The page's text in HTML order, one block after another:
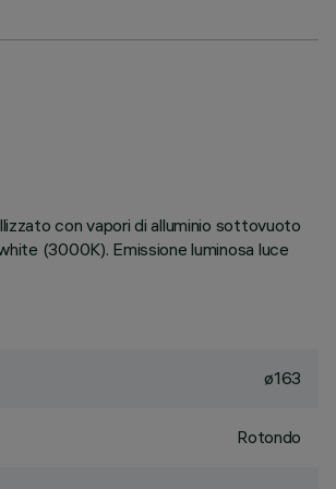
con vapori di alluminio sottovuoto
(3000K). Emissione luminosa luce
ø163
Rotondo